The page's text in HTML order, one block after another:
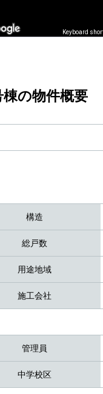
Keyboard
の物件概要
構造
総戸数
用途地域
施工会社
管理員
中学校区